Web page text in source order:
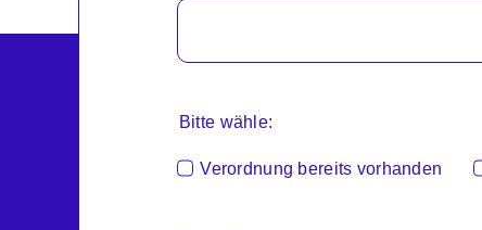
Bitte wähle:
Verordnung bereits vorhanden